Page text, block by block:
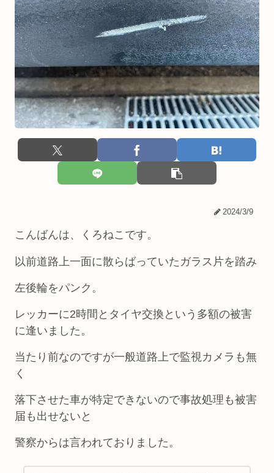
2024/3/9
こんばんは、くろねこです。
以前道路上一面に散らばっていたガラス片を踏み
左後輪をパンク。
レッカーに2時間とタイヤ交換という多額の被害
に逢いました。
当たり前なのですが一般道路上で監視カメラも無
く
落下させた車が特定できないので事故処理も被害
届も出せないと
警察からは言われておりました。